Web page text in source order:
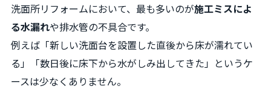
洗面所リフォームにおいて、最も多いのが施工ミスによ
る水漏れや排水管の不具合です。
例えば「新しい洗面台を設置した直後から床が濡れてい
る」「数日後に床下から水がしみ出してきた」というケ
ースは少なくありません。